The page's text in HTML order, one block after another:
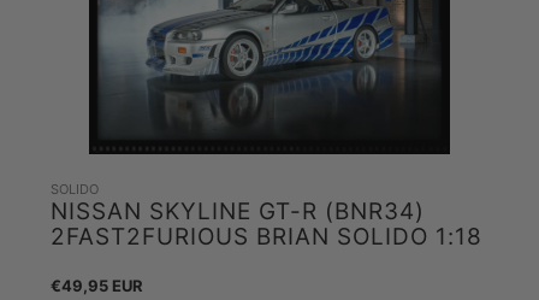
SOLIDO
NISSAN SKYLINE GT-R (BNR34)
2FAST2FURIOUS BRIAN SOLIDO 1:18
Prix
€49,95 EUR